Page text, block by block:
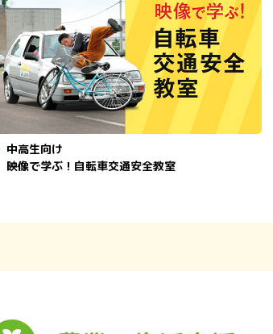
中高生向け
映像で学ぶ！自転車交通安全教室